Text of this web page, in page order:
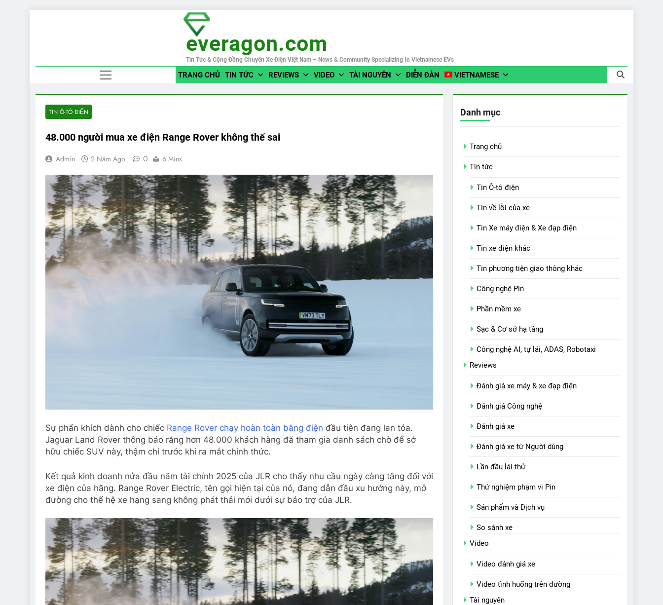
everagon.com
Tin Tức & Cộng Đồng Chuyên Xe Điện Việt Nam – News & Community Specializing In Vietnamese EVs
TRANG CHỦ TIN TỨC REVIEWS VIDEO TÀI NGUYÊN DIỄN ĐÀN VIETNAMESE
TIN Ô-TÔ ĐIỆN
48.000 người mua xe điện Range Rover không thể sai
Admin 2 Năm Ago 0 6 Mins
Sự phấn khích dành cho chiếc Range Rover chạy hoàn toàn bằng điện đầu tiên đang lan tỏa.
Jaguar Land Rover thông báo rằng hơn 48.000 khách hàng đã tham gia danh sách chờ để sở
hữu chiếc SUV này, thậm chí trước khi ra mắt chính thức.
Kết quả kinh doanh nửa đầu năm tài chính 2025 của JLR cho thấy nhu cầu ngày càng tăng đối với
xe điện của hãng. Range Rover Electric, tên gọi hiện tại của nó, đang dẫn đầu xu hướng này, mở
đường cho thế hệ xe hạng sang không phát thải mới dưới sự bảo trợ của JLR.
Danh mục
Trang chủ
Tin tức
Tin Ô-tô điện
Tin về lỗi của xe
Tin Xe máy điện & Xe đạp điện
Tin xe điện khác
Tin phương tiện giao thông khác
Công nghệ Pin
Phần mềm xe
Sạc & Cơ sở hạ tầng
Công nghệ AI, tự lái, ADAS, Robotaxi
Reviews
Đánh giá xe máy & xe đạp điện
Đánh giá Công nghệ
Đánh giá xe
Đánh giá xe từ Người dùng
Lần đầu lái thử
Thử nghiệm phạm vi Pin
Sản phẩm và Dịch vụ
So sánh xe
Video
Video đánh giá xe
Video tình huống trên đường
Tài nguyên